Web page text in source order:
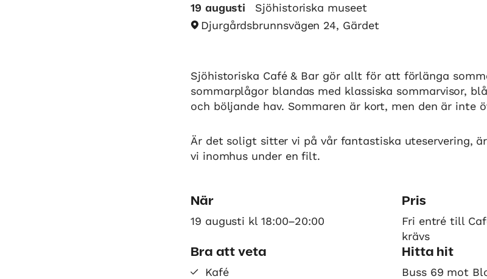
19 augusti
Sjöhistoriska museet
Djurgårdsbrunnsvägen 24, Gärdet
Sjöhistoriska Café & Bar gör allt för att förlänga
sommarplågor blandas med klassiska sommarvisor,
och böljande hav. Sommaren är kort, men den är inte
Är det soligt sitter vi på vår fantastiska uteservering,
vi inomhus under en filt.
När
19 augusti kl 18:00–20:00
Pris
Fri entré till
krävs
Bra att veta
Kafé
Hitta hit
Buss 69 mot